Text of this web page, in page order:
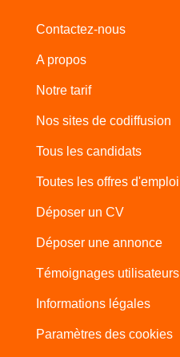
Contactez-nous
A propos
Notre tarif
Nos sites de codiffusion
Tous les candidats
Toutes les offres d'emploi
Déposer un CV
Déposer une annonce
Témoignages utilisateurs
Informations légales
Paramètres des cookies